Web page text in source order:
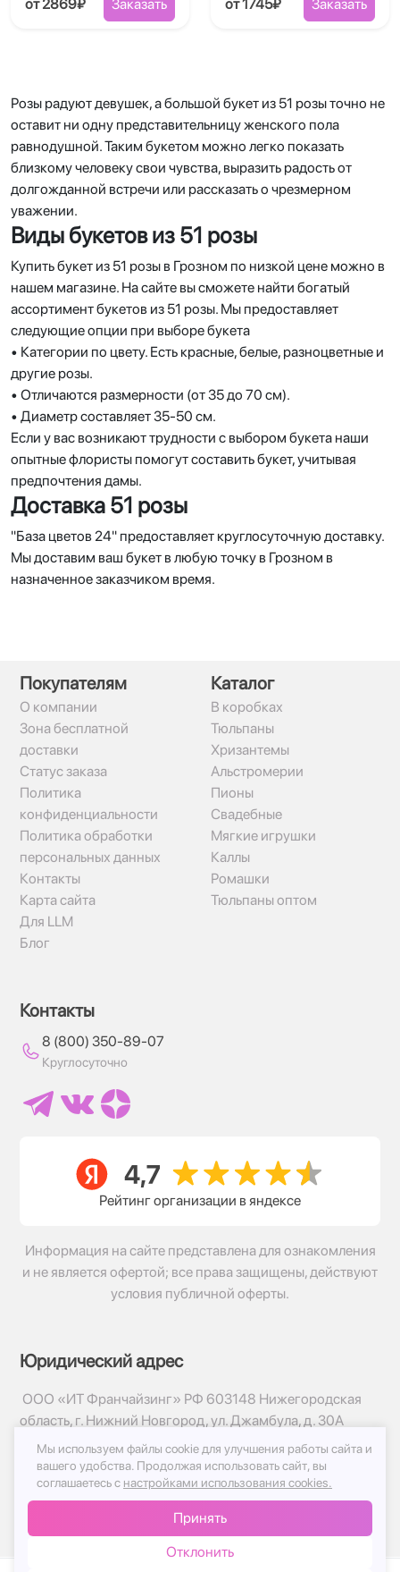
от 2869₽ Заказать от 1745₽ Заказать
Розы радуют девушек, а большой букет из 51 розы точно не
оставит ни одну представительницу женского пола
равнодушной. Таким букетом можно легко показать
близкому человеку свои чувства, выразить радость от
долгожданной встречи или рассказать о чрезмерном
уважении.
Виды букетов из 51 розы
Купить букет из 51 розы в Грозном по низкой цене можно в
нашем магазине. На сайте вы сможете найти богатый
ассортимент букетов из 51 розы. Мы предоставляет
следующие опции при выборе букета
• Категории по цвету. Есть красные, белые, разноцветные и
другие розы.
• Отличаются размерности (от 35 до 70 см).
• Диаметр составляет 35-50 см.
Если у вас возникают трудности с выбором букета наши
опытные флористы помогут составить букет, учитывая
предпочтения дамы.
Доставка 51 розы
"База цветов 24" предоставляет круглосуточную доставку.
Мы доставим ваш букет в любую точку в Грозном в
назначенное заказчиком время.
Покупателям
О компании
Зона бесплатной
доставки
Статус заказа
Политика
конфиденциальности
Политика обработки
персональных данных
Контакты
Карта сайта
Для LLM
Блог
Каталог
В коробках
Тюльпаны
Хризантемы
Альстромерии
Пионы
Свадебные
Мягкие игрушки
Каллы
Ромашки
Тюльпаны оптом
Контакты
8 (800) 350-89-07
Круглосуточно
Рейтинг организации в яндексе
Информация на сайте представлена для ознакомления
и не является офертой; все права защищены, действуют
условия публичной оферты.
Юридический адрес
ООО «ИТ Франчайзинг» РФ 603148 Нижегородская
область, г. Нижний Новгород, ул. Джамбула, д. 30А
© 2017-2026г, База Цветов 24.ру
Политика конфиденциальности
Публичная оферта
Мы используем файлы cookie для улучшения работы сайта и
вашего удобства. Продолжая использовать сайт, вы
соглашаетесь с настройками использования cookies.
Принять
Отклонить